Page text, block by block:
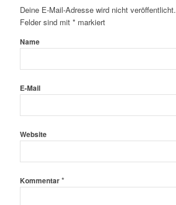
Deine E-Mail-Adresse wird nicht veröffentlicht.
Felder sind mit *markiert
Name
E-Mail
Website
Kommentar*